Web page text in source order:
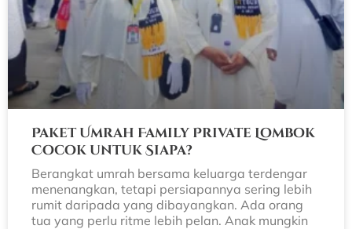
Paket Umrah Family Private Lombok
Cocok untuk Siapa?
Berangkat umrah bersama keluarga terdengar
menenangkan, tetapi persiapannya sering lebih
rumit daripada yang dibayangkan. Ada orang
tua yang perlu ritme lebih pelan. Anak mungkin